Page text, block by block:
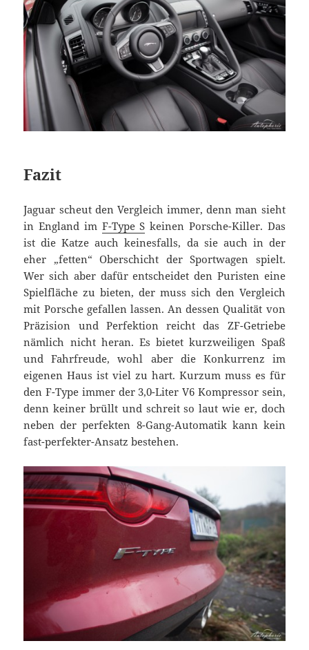
Fazit
Jaguar scheut den Vergleich immer, denn man sieht
in England im F-Type S keinen Porsche-Killer. Das
ist die Katze auch keinesfalls, da sie auch in der
eher „fetten“ Oberschicht der Sportwagen spielt.
Wer sich aber dafür entscheidet den Puristen eine
Spielfläche zu bieten, der muss sich den Vergleich
mit Porsche gefallen lassen. An dessen Qualität von
Präzision und Perfektion reicht das ZF-Getriebe
nämlich nicht heran. Es bietet kurzweiligen Spaß
und Fahrfreude, wohl aber die Konkurrenz im
eigenen Haus ist viel zu hart. Kurzum muss es für
den F-Type immer der 3,0-Liter V6 Kompressor sein,
denn keiner brüllt und schreit so laut wie er, doch
neben der perfekten 8-Gang-Automatik kann kein
fast-perfekter-Ansatz bestehen.